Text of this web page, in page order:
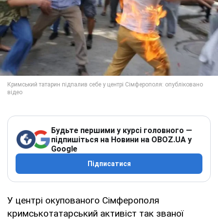
Будьте першими у курсі головного —
підпишіться на Новини на OBOZ.UA у
Google
Підписатися
У центрі окупованого Сімферополя
кримськотатарський активіст так званої